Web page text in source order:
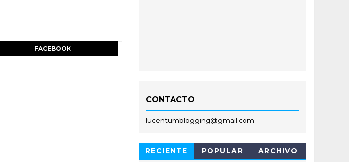
FACEBOOK
CONTACTO
lucentumblogging@gmail.com
RECIENTE POPULAR ARCHIVO